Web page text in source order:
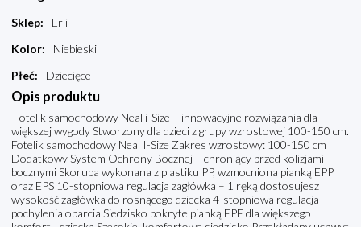
Sklep:
Erli
Kolor:
Niebieski
Płeć: Dziecięce
Opis produktu
Fotelik samochodowy Neal i-Size – innowacyjne rozwiązania dla
większej wygody Stworzony dla dzieci z grupy wzrostowej 100-150 cm.
Fotelik samochodowy Neal I-Size Zakres wzrostowy: 100-150 cm
Dodatkowy System Ochrony Bocznej – chroniący przed kolizjami
bocznymi Skorupa wykonana z plastiku PP, wzmocniona pianką EPP
oraz EPS 10-stopniowa regulacja zagłówka – 1 ręką dostosujesz
wysokość zagłówka do rosnącego dziecka 4-stopniowa regulacja
pochylenia oparcia Siedzisko pokryte pianką EPE dla większego